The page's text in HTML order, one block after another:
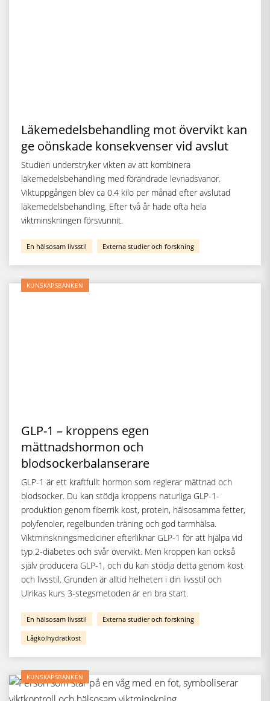
Läkemedelsbehandling mot övervikt kan
ge oönskade konsekvenser vid avslut
Studien understryker vikten av att kombinera
läkemedelsbehandling med förändrade levnadsvanor.
Viktuppgången blev ca 0.4 kilo per månad efter avslutad
läkemedelsbehandling. Efter två år hade ofta hela
viktminskningen försvunnit.
En hälsosam livsstil Externa studier och forskning
KUNSKAPSBANKEN
GLP-1 – kroppens egen
mättnadshormon och
blodsockerbalanserare
GLP-1 är ett kraftfullt hormon som reglerar mättnad och
blodsocker. Du kan stödja kroppens naturliga GLP-1-
produktion genom fiberrik kost, protein, hälsosamma fetter,
polyfenoler, regelbunden träning och god tarmhälsa.
Viktminskningsmediciner efterliknar GLP-1 för att hjälpa vid
typ 2-diabetes och svår övervikt. Men kroppen kan också
själv producera GLP-1, och du kan stödja detta genom kost
och livsstil. Grunden är alltid helheten i din livsstil och
Ulrikas kurs 3-stegsmetoden är en bra start.
En hälsosam livsstil Externa studier och forskning
Lågkolhydratkost
KUNSKAPSBANKEN